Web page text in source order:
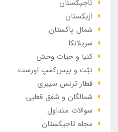
تاجیکستان
ازبکستان
شمال پاکستان
سریلانکا
کنیا و حیات وحش
تبّت و بیس‌کمپ اورست
قطار ترنس سیبری
شمالگان و شفق قطبی
سوالات متداول
مجله تاجیکستان